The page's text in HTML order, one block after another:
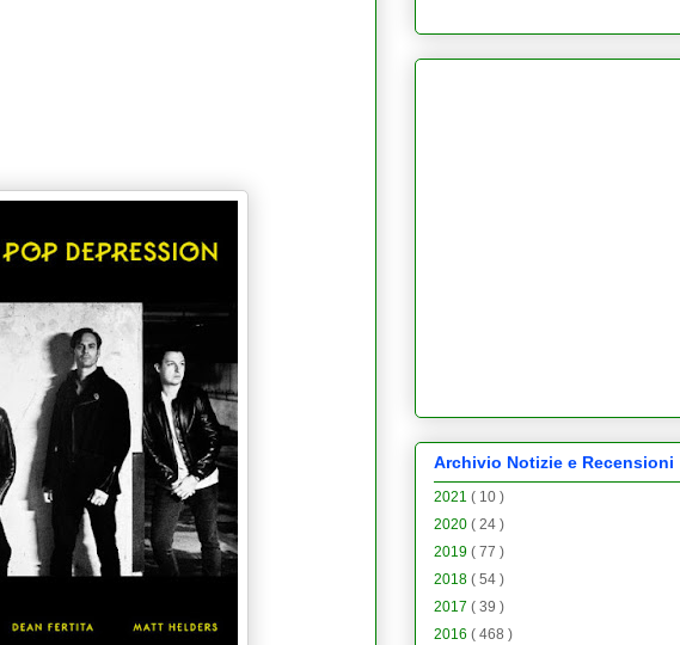
Archivio Notizie e Recensioni
2021 ( 10 )
2020 ( 24 )
2019 ( 77 )
2018 ( 54 )
2017 ( 39 )
2016 ( 468 )